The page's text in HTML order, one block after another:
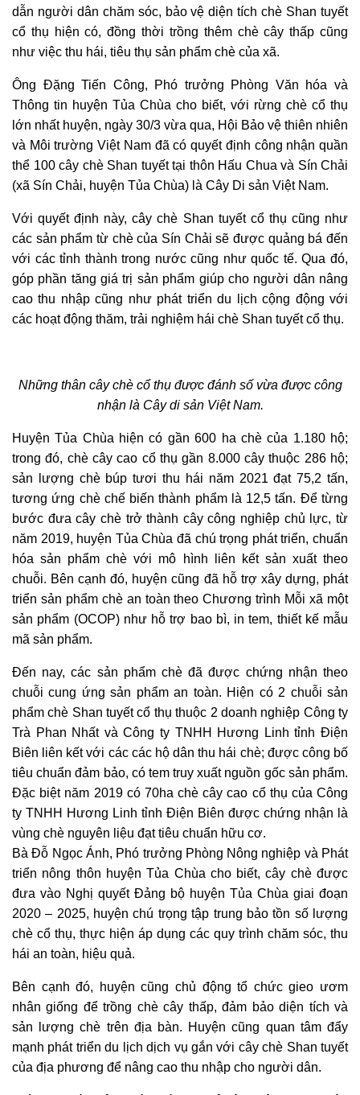
dẫn người dân chăm sóc, bảo vệ diện tích chè Shan tuyết
cổ thụ hiện có, đồng thời trồng thêm chè cây thấp cũng
như việc thu hái, tiêu thụ sản phẩm chè của xã.
Ông Đặng Tiến Công, Phó trưởng Phòng Văn hóa và
Thông tin huyện Tủa Chùa cho biết, với rừng chè cổ thụ
lớn nhất huyện, ngày 30/3 vừa qua, Hội Bảo vệ thiên nhiên
và Môi trường Việt Nam đã có quyết định công nhận quần
thể 100 cây chè Shan tuyết tại thôn Hấu Chua và Sín Chải
(xã Sín Chải, huyện Tủa Chùa) là Cây Di sản Việt Nam.
Với quyết định này, cây chè Shan tuyết cổ thụ cũng như
các sản phẩm từ chè của Sín Chải sẽ được quảng bá đến
với các tỉnh thành trong nước cũng như quốc tế. Qua đó,
góp phần tăng giá trị sản phẩm giúp cho người dân nâng
cao thu nhập cũng như phát triển du lịch cộng động với
các hoạt động thăm, trải nghiệm hái chè Shan tuyết cổ thụ.
Những thân cây chè cổ thụ được đánh số vừa được công
nhận là Cây di sản Việt Nam.
Huyện Tủa Chùa hiện có gần 600 ha chè của 1.180 hộ;
trong đó, chè cây cao cổ thụ gần 8.000 cây thuộc 286 hộ;
sản lượng chè búp tươi thu hái năm 2021 đạt 75,2 tấn,
tương ứng chè chế biến thành phẩm là 12,5 tấn. Để từng
bước đưa cây chè trở thành cây công nghiệp chủ lực, từ
năm 2019, huyện Tủa Chùa đã chú trọng phát triển, chuẩn
hóa sản phẩm chè với mô hình liên kết sản xuất theo
chuỗi. Bên cạnh đó, huyện cũng đã hỗ trợ xây dựng, phát
triển sản phẩm chè an toàn theo Chương trình Mỗi xã một
sản phẩm (OCOP) như hỗ trợ bao bì, in tem, thiết kế mẫu
mã sản phẩm.
Đến nay, các sản phẩm chè đã được chứng nhận theo
chuỗi cung ứng sản phẩm an toàn. Hiện có 2 chuỗi sản
phẩm chè Shan tuyết cổ thụ thuộc 2 doanh nghiệp Công ty
Trà Phan Nhất và Công ty TNHH Hương Linh tỉnh Điện
Biên liên kết với các các hộ dân thu hái chè; được công bố
tiêu chuẩn đảm bảo, có tem truy xuất nguồn gốc sản phẩm.
Đặc biệt năm 2019 có 70ha chè cây cao cổ thụ của Công
ty TNHH Hương Linh tỉnh Điện Biên được chứng nhận là
vùng chè nguyên liệu đạt tiêu chuẩn hữu cơ.
Bà Đỗ Ngọc Ánh, Phó trưởng Phòng Nông nghiệp và Phát
triển nông thôn huyện Tủa Chùa cho biết, cây chè được
đưa vào Nghị quyết Đảng bộ huyện Tủa Chùa giai đoạn
2020 – 2025, huyện chú trọng tập trung bảo tồn số lượng
chè cổ thụ, thực hiện áp dụng các quy trình chăm sóc, thu
hái an toàn, hiệu quả.
Bên cạnh đó, huyện cũng chủ động tổ chức gieo ươm
nhân giống để trồng chè cây thấp, đảm bảo diện tích và
sản lượng chè trên địa bàn. Huyện cũng quan tâm đẩy
mạnh phát triển du lịch dịch vụ gắn với cây chè Shan tuyết
của địa phương để nâng cao thu nhập cho người dân.